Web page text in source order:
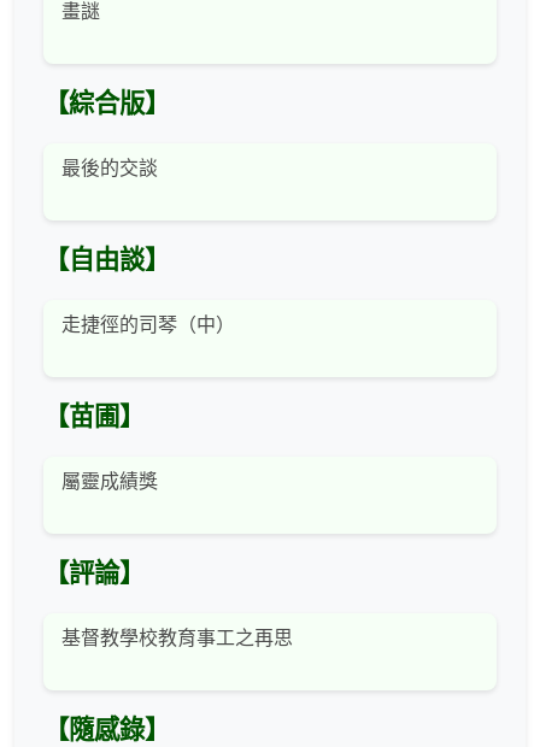
畫謎
【綜合版】
最後的交談
【自由談】
走捷徑的司琴（中）
【苗圃】
屬靈成績獎
【評論】
基督教學校教育事工之再思
【隨感錄】